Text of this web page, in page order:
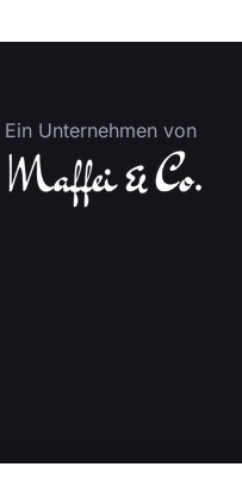
Ein Unternehmen von